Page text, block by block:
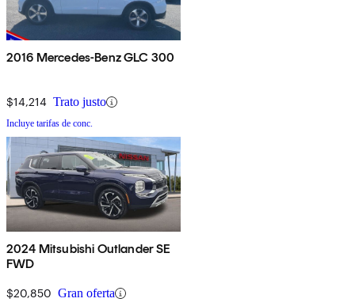
2016 Mercedes-Benz GLC 300
$14,214 Trato justo
Incluye tarifas de conc.
2024 Mitsubishi Outlander SE
FWD
$20,850 Gran oferta